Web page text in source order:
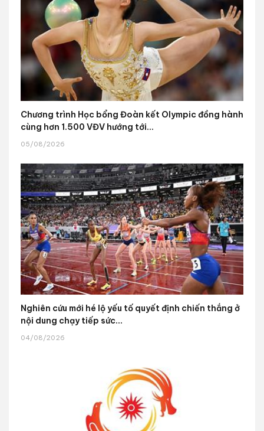
Chương trình Học bổng Đoàn kết Olympic đồng hành
cùng hơn 1.500 VĐV hướng tới...
05/08/2026
Nghiên cứu mới hé lộ yếu tố quyết định chiến thắng ở
nội dung chạy tiếp sức...
04/08/2026